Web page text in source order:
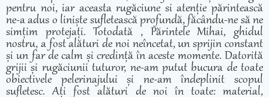
pentru noi, iar aceasta rugăciune si atenție părintească
ne-a adus o liniște sufletească profundă, făcându-ne să ne
simțim protejați. Totodată , Părintele Mihai, ghidul
nostru, a fost alături de noi neîncetat, un sprijin constant
și un far de calm și credință în aceste momente. Datorită
grijii și rugăciunii tuturor, ne-am putut bucura de toate
obiectivele pelerinajului și ne-am îndeplinit scopul
sufletesc. Ați fost alături de noi în toate: material,